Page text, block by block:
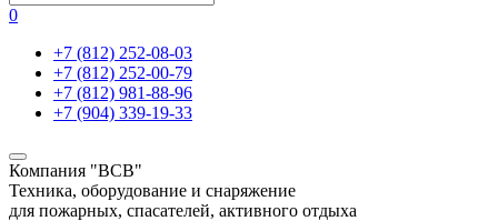
0
+7 (812) 252-08-03
+7 (812) 252-00-79
+7 (812) 981-88-96
+7 (904) 339-19-33
Компания "ВСВ"
Техника, оборудование и снаряжение
для пожарных, спасателей, активного отдыха